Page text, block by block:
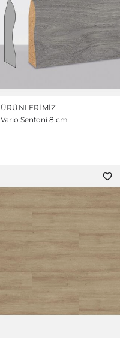
ÜRÜNLERIMIZ
Vario Senfoni 8 cm